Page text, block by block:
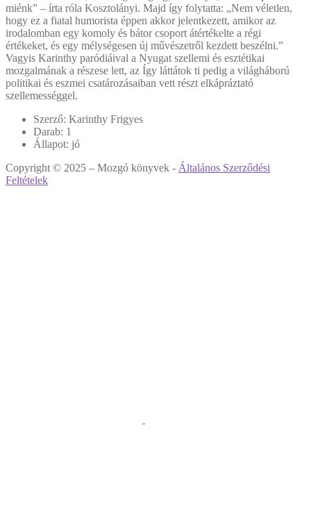
miénk” – írta róla Kosztolányi. Majd így folytatta: „Nem véletlen,
hogy ez a fiatal humorista éppen akkor jelentkezett, amikor az
irodalomban egy komoly és bátor csoport átértékelte a régi
értékeket, és egy mélységesen új művészetről kezdett beszélni.”
Vagyis Karinthy paródiáival a Nyugat szellemi és esztétikai
mozgalmának a részese lett, az Így láttátok ti pedig a világháború
politikai és eszmei csatározásaiban vett részt elkápráztató
szellemességgel.
Szerző: Karinthy Frigyes
Darab: 1
Állapot: jó
Copyright © 2025 – Mozgó könyvek - Általános Szerződési
Feltételek